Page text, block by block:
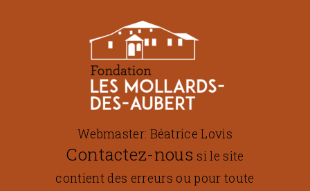
Webmaster: Béatrice Lovis
Contactez-nous si le site
contient des erreurs ou pour toute